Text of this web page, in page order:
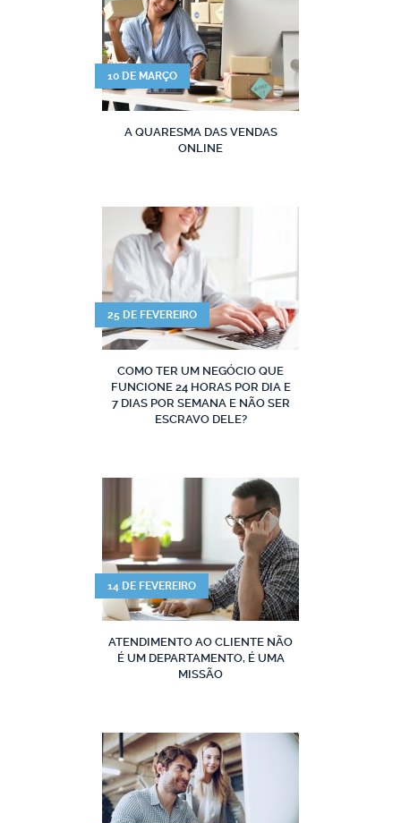
10 DE MARÇO
A QUARESMA DAS VENDAS
ONLINE
25 DE FEVEREIRO
COMO TER UM NEGÓCIO QUE
FUNCIONE 24 HORAS POR DIA E
7 DIAS POR SEMANA E NÃO SER
ESCRAVO DELE?
14 DE FEVEREIRO
ATENDIMENTO AO CLIENTE NÃO
É UM DEPARTAMENTO, É UMA
MISSÃO